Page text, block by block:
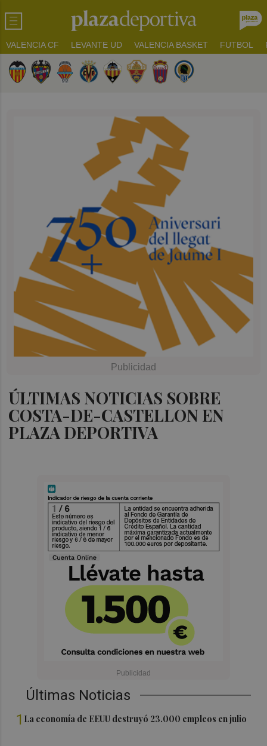
VALENCIA CF LEVANTE UD VALENCIA BASKET FUTBOL
ÚLTIMAS NOTICIAS SOBRE
COSTA-DE-CASTELLON EN
PLAZA DEPORTIVA
Últimas Noticias
1 La economía de EEUU destruyó 23.000 empleos en julio